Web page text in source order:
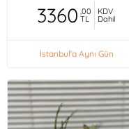
3360 ,00
TL
KDV
Dahil
İstanbul'a Aynı Gün